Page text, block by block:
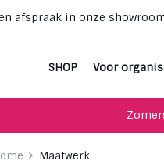
afspraak in onze
SHOP Voor
Maatwerk